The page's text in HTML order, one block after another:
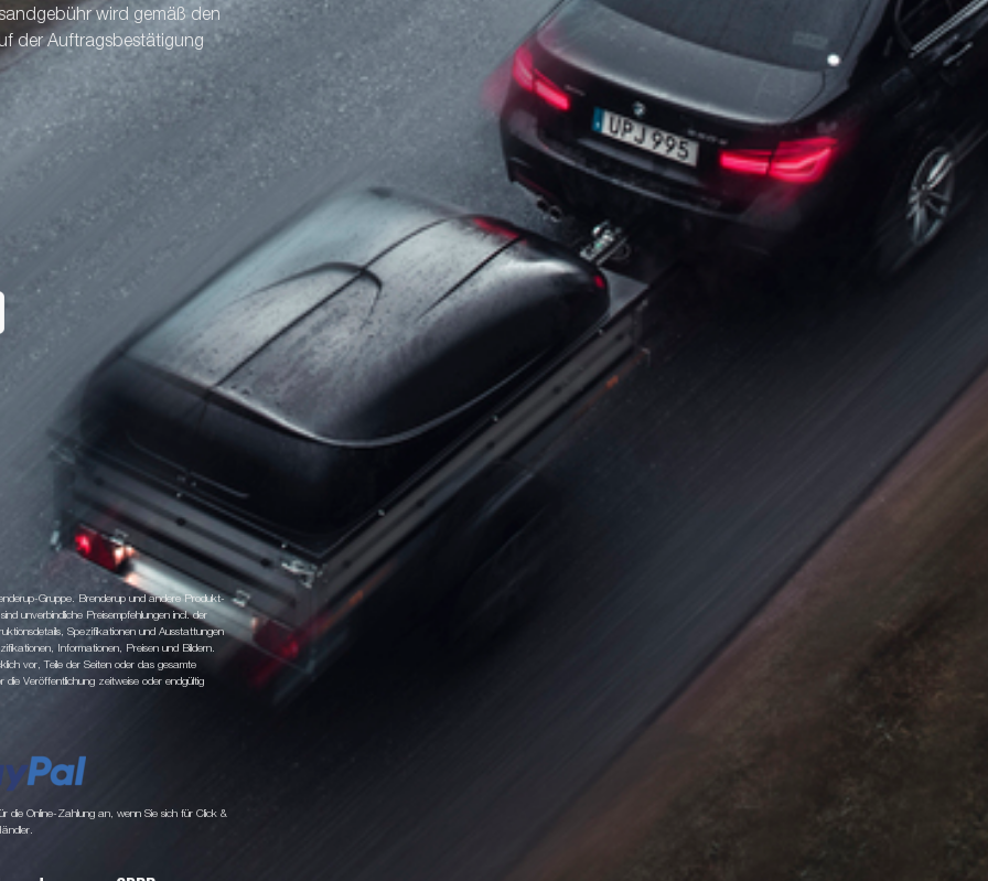
wird gemäß den
der Auftragsbestätigung
Gruppe. Brenderup und andere Produkt-
unverbindliche Preisempfehlungen incl. der
Spezifikationen und Ausstattungen
Informationen, Preisen und Bildern.
vor, Teile der Seiten oder das gesamte
Veröffentlichung zeitweise oder endgültig
die Online-Zahlung an, wenn Sie sich für Click &